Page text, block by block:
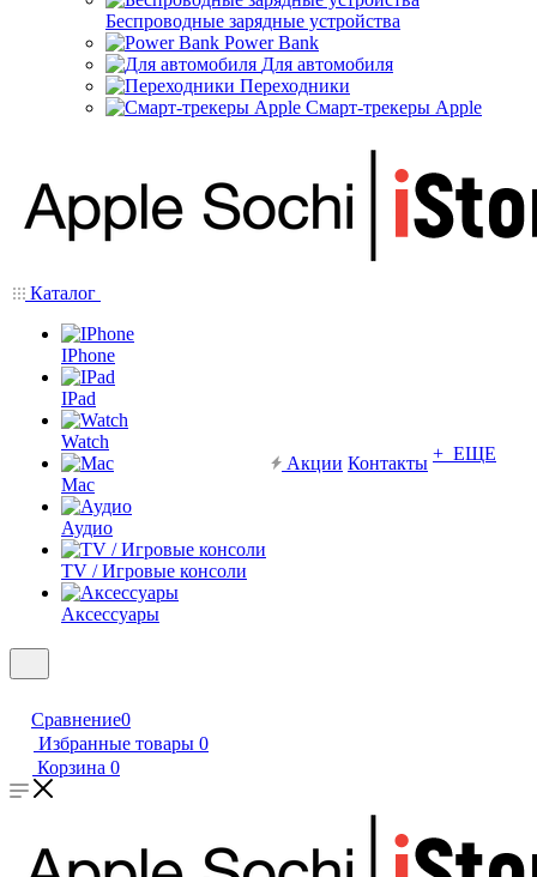
Беспроводные зарядные устройства
Power Bank
Для автомобиля
Переходники
Смарт-трекеры Apple
Каталог
IPhone
IPad
Watch
Mac
Аудио
TV / Игровые консоли
Аксессуары
Акции Контакты + ЕЩЕ
Сравнение0
Избранные товары 0
Корзина 0